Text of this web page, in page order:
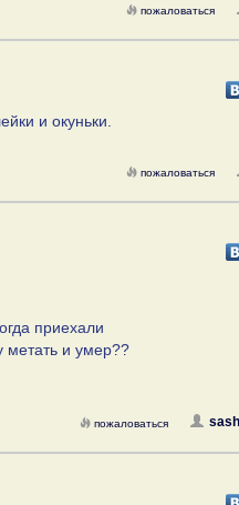
пожаловаться
и окуньки.
пожаловаться
приехали
метать и умер??
пожаловаться